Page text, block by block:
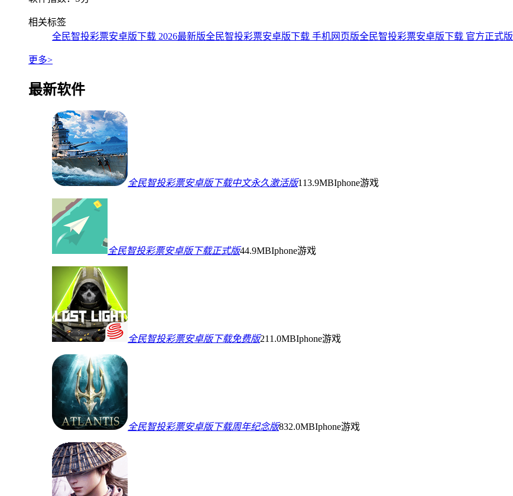
相关标签
全民智投彩票安卓版下载 2026最新版全民智投彩票安卓版下载 手机网页版全民智投彩票安卓版下载 官方正式版
更多>
最新软件
全民智投彩票安卓版下载中文永久激活版113.9MBIphone游戏
全民智投彩票安卓版下载正式版44.9MBIphone游戏
全民智投彩票安卓版下载免费版211.0MBIphone游戏
全民智投彩票安卓版下载周年纪念版832.0MBIphone游戏